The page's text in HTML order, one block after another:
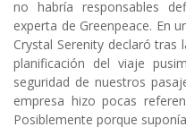
no habría responsables
experta de Greenpeace. En
Crystal Serenity declaró tras
planificación del viaje
seguridad de nuestros
empresa hizo pocas
Posiblemente porque